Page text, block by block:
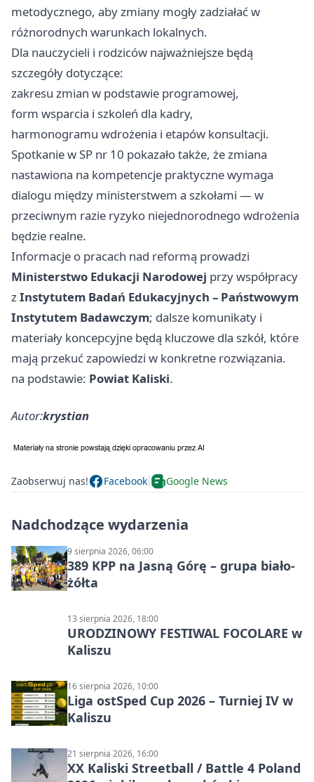
metodycznego, aby zmiany mogły zadziałać w
różnorodnych warunkach lokalnych.
Dla nauczycieli i rodziców najważniejsze będą
szczegóły dotyczące:
zakresu zmian w podstawie programowej,
form wsparcia i szkoleń dla kadry,
harmonogramu wdrożenia i etapów konsultacji.
Spotkanie w SP nr 10 pokazało także, że zmiana
nastawiona na kompetencje praktyczne wymaga
dialogu między ministerstwem a szkołami — w
przeciwnym razie ryzyko niejednorodnego wdrożenia
będzie realne.
Informacje o pracach nad reformą prowadzi
Ministerstwo Edukacji Narodowej przy współpracy
zInstytutem Badań Edukacyjnych – Państwowym
Instytutem Badawczym; dalsze komunikaty i
materiały koncepcyjne będą kluczowe dla szkół, które
mają przekuć zapowiedzi w konkretne rozwiązania.
na podstawie: Powiat Kaliski.
Autor:krystian
Zaobserwuj nas! Facebook Google News
Nadchodzące wydarzenia
9 sierpnia 2026, 06:00
389 KPP na Jasną Górę – grupa biało-
żółta
13 sierpnia 2026, 18:00
URODZINOWY FESTIWAL FOCOLARE w
Kaliszu
16 sierpnia 2026, 10:00
Liga ostSped Cup 2026 – Turniej IV w
Kaliszu
21 sierpnia 2026, 16:00
XX Kaliski Streetball / Battle 4 Poland